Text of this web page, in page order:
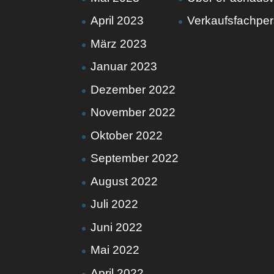
April 2023
März 2023
Januar 2023
Dezember 2022
November 2022
Oktober 2022
September 2022
August 2022
Juli 2022
Juni 2022
Mai 2022